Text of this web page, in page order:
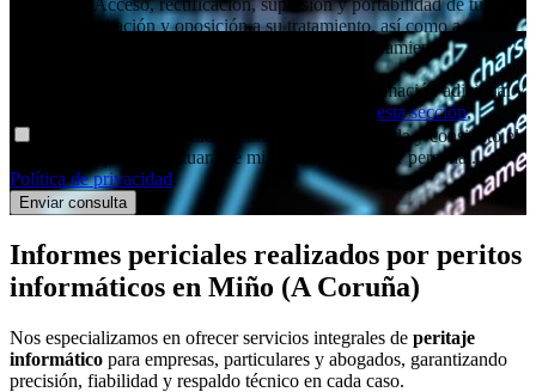
: Acceso, rectificación, supresión y portabilidad de tus
datos, de limitación y oposición a su tratamiento, así como a no ser
objeto de decisiones basadas únicamente en el tratamiento
: Puedes consultar la información adicional y
esta sección.
Declaro haber entendido la información facilitada y consiento el
tratamiento que se efectuará de mis datos de carácter personal.
Política de privacidad.
Informes periciales realizados por peritos
informáticos en Miño (A Coruña)
Nos especializamos en ofrecer servicios integrales de peritaje
informático para empresas, particulares y abogados, garantizando
precisión, fiabilidad y respaldo técnico en cada caso.